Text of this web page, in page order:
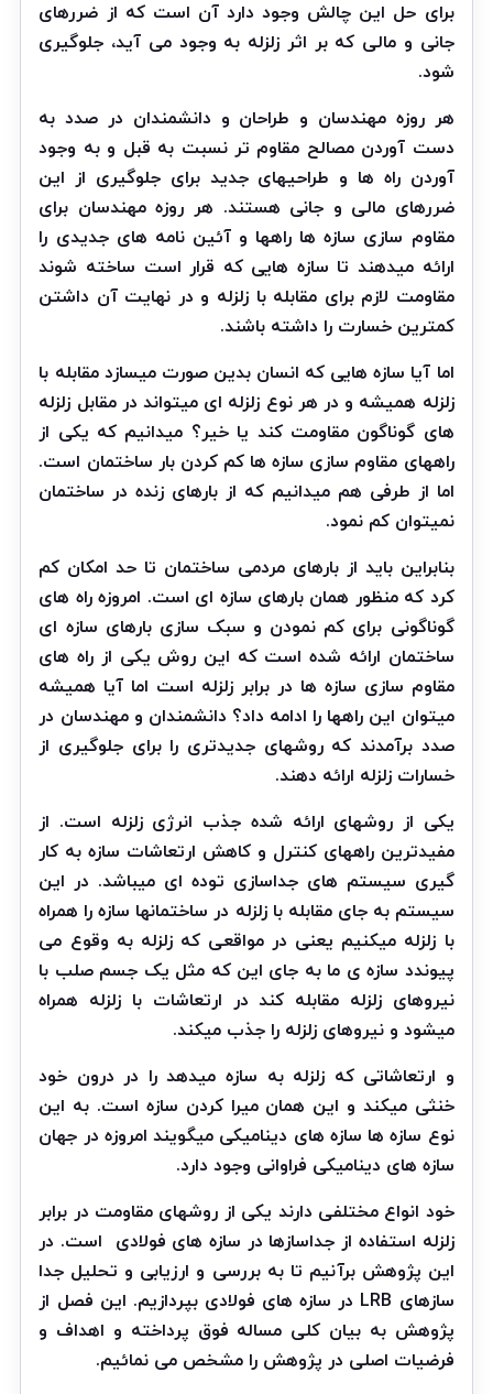
برای حل این چالش وجود دارد آن است که از ضررهای
جانی و مالی که بر اثر زلزله به وجود می آید، جلوگیری
شود.
هر روزه مهندسان و طراحان و دانشمندان در صدد به
دست آوردن مصالح مقاوم تر نسبت به قبل و به وجود
آوردن راه ها و طراحیهای جدید برای جلوگیری از این
ضررهای مالی و جانی هستند. هر روزه مهندسان برای
مقاوم سازی سازه ها راهها و آئین نامه های جدیدی را
ارائه میدهند تا سازه هایی که قرار است ساخته شوند
مقاومت لازم برای مقابله با زلزله و در نهایت آن داشتن
کمترین خسارت را داشته باشند.
اما آیا سازه هایی که انسان بدین صورت میسازد مقابله با
زلزله همیشه و در هر نوع زلزله ای میتواند در مقابل زلزله
های گوناگون مقاومت کند یا خیر؟ میدانیم که یکی از
راههای مقاوم سازی سازه ها کم کردن بار ساختمان است.
اما از طرفی هم میدانیم که از بارهای زنده در ساختمان
نمیتوان کم نمود.
بنابراین باید از بارهای مردمی ساختمان تا حد امکان کم
کرد که منظور همان بارهای سازه ای است. امروزه راه های
گوناگونی برای کم نمودن و سبک سازی بارهای سازه ای
ساختمان ارائه شده است که این روش یکی از راه های
مقاوم سازی سازه ها در برابر زلزله است اما آیا همیشه
میتوان این راهها را ادامه داد؟ دانشمندان و مهندسان در
صدد برآمدند که روشهای جدیدتری را برای جلوگیری از
خسارات زلزله ارائه دهند.
یکی از روشهای ارائه شده جذب انرژی زلزله است. از
مفیدترین راههای کنترل و کاهش ارتعاشات سازه به کار
گیری سیستم های جداسازی توده ای میباشد. در این
سیستم به جای مقابله با زلزله در ساختمانها سازه را همراه
با زلزله میکنیم یعنی در مواقعی که زلزله به وقوع می
پیوندد سازه ی ما به جای این که مثل یک جسم صلب با
نیروهای زلزله مقابله کند در ارتعاشات با زلزله همراه
میشود و نیروهای زلزله را جذب میکند.
و ارتعاشاتی که زلزله به سازه میدهد را در درون خود
خنثی میکند و این همان میرا کردن سازه است. به این
نوع سازه ها سازه های دینامیکی میگویند امروزه در جهان
سازه های دینامیکی فراوانی وجود دارد.
خود انواع مختلفی دارند یکی از روشهای مقاومت در برابر
زلزله استفاده از جداسازها در سازه های فولادی
است. در
این پژوهش برآنیم تا به بررسی و ارزیابی و تحلیل جدا
سازهای LRB در سازه های فولادی بپردازیم. این فصل از
پژوهش به بیان کلی مساله فوق پرداخته و اهداف و
فرضیات اصلی در پژوهش را مشخص می نمائیم.